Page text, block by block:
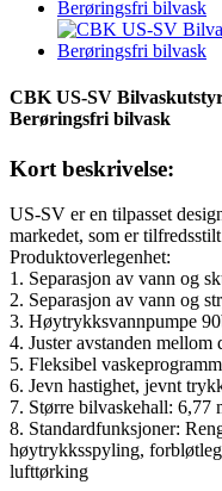
CBK US-SV
Berøringsfri bilvask
Kort beskrivelse:
US-SV er en tilpasset
markedet, som er
Produktoverlegenhet:
1. Separasjon av vann og
2. Separasjon av vann og
3. Høytrykksvannpumpe
4. Juster avstanden mellom
5. Fleksibel
6. Jevn hastighet, jevnt
7. Større bilvaskehall:
8. Standardfunksjoner:
høytrykksspyling,
lufttørking